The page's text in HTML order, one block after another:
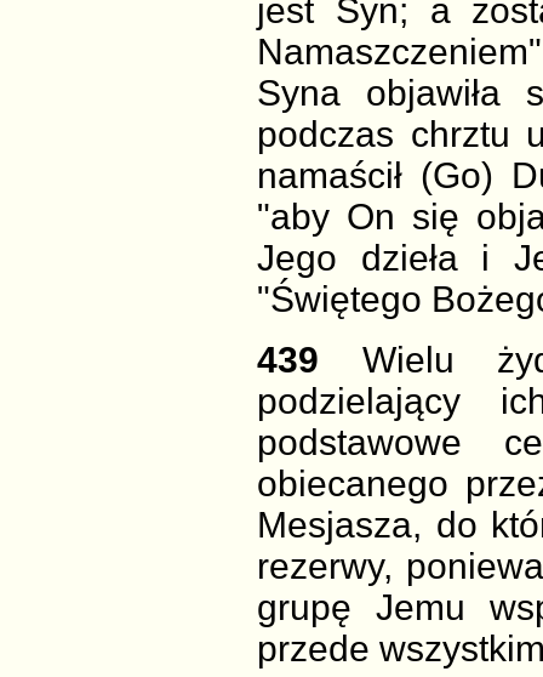
jest Syn; a
Namaszczeniem"
Syna
podczas chrztu
namaścił (Go)
"aby On się
Jego dzieła i
"Świętego
439 Wielu
podzielający
podstawowe
obiecanego
Mesjasza, do
rezerwy,
grupę Jemu
przede